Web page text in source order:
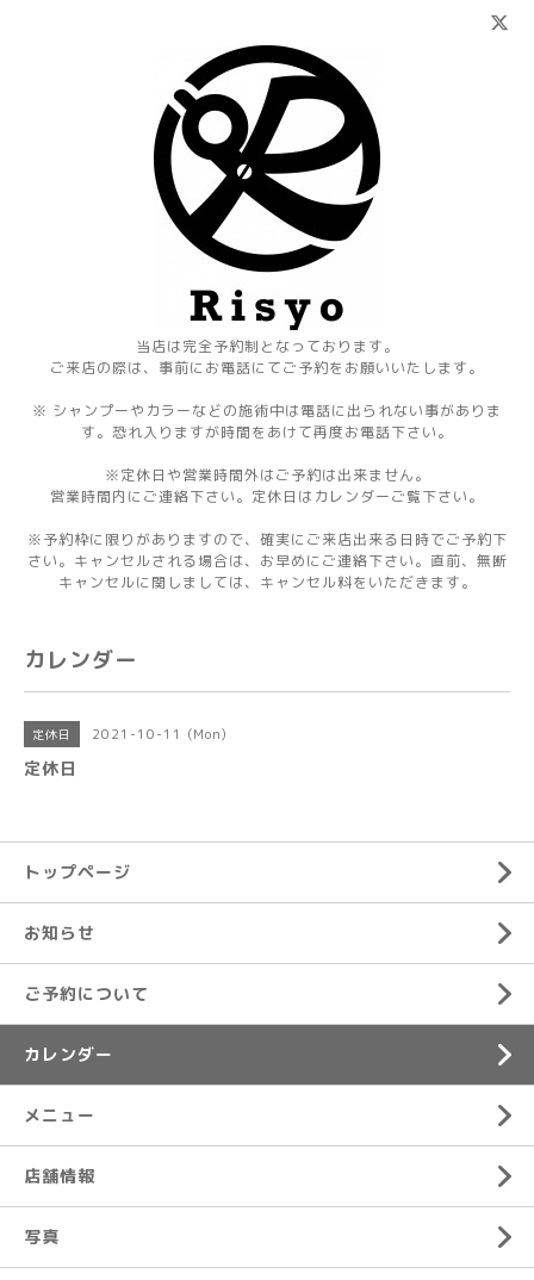
当店は完全予約制となっております。
ご来店の際は、事前にお電話にてご予約をお願いいたします。
※ シャンプーやカラーなどの施術中は電話に出られない事がありま
す。恐れ入りますが時間をあけて再度お電話下さい。
※定休日や営業時間外はご予約は出来ません。
営業時間内にご連絡下さい。定休日はカレンダーご覧下さい。
※予約枠に限りがありますので、確実にご来店出来る日時でご予約下
さい。キャンセルされる場合は、お早めにご連絡下さい。直前、無断
キャンセルに関しましては、キャンセル料をいただきます。
カレンダー
定休日 2021-10-11 (Mon)
定休日
トップページ
お知らせ
ご予約について
カレンダー
メニュー
店舗情報
写真